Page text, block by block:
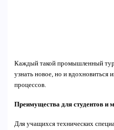
Каждый такой промышленный
узнать новое, но и
процессов.
Преимущества для студентов и
Для учащихся технических